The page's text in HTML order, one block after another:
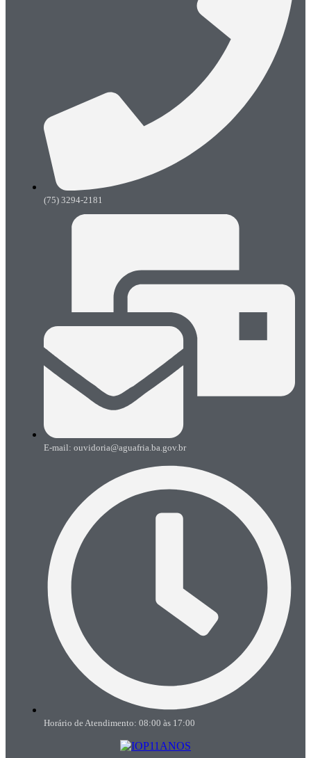
(75) 3294-2181
E-mail: ouvidoria@aguafria.ba.gov.br
Horário de Atendimento: 08:00 às 17:00